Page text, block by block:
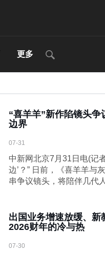
更多
“喜羊羊”新作陷镜头
边界
07-31
中新网北京7月31日电(记
边’？” 日前，《喜羊羊与
串争议镜头，将陪伴几代
出国业务增速放缓、
2026财年的冷与热
07-30